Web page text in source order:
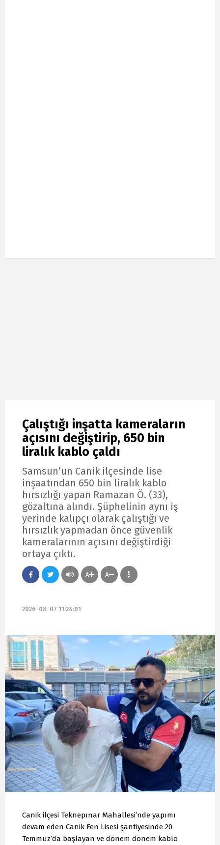
Çalıştığı inşatta kameraların
açısını değiştirip, 650 bin
liralık kablo çaldı
Samsun’un Canik ilçesinde lise
inşaatından 650 bin liralık kablo
hırsızlığı yapan Ramazan Ö. (33),
gözaltına alındı. Şüphelinin aynı iş
yerinde kalıpçı olarak çalıştığı ve
hırsızlık yapmadan önce güvenlik
kameralarının açısını değiştirdiği
ortaya çıktı.
A A
2026-08-07 11:24:01
Canik ilçesi Teknepınar Mahallesi’nde yapımı
devam eden Canik Fen Lisesi şantiyesinde 20
Temmuz’da başlayan ve dönem dönem kablo